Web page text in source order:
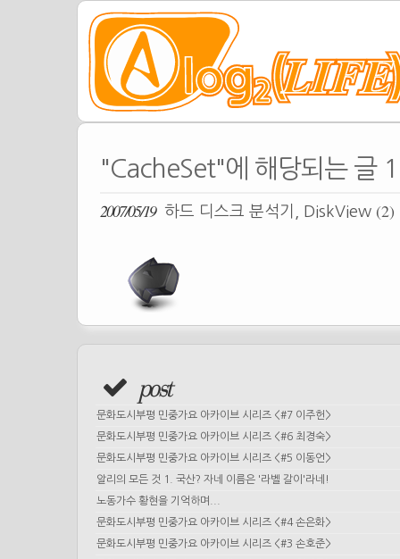
"CacheSet"에 해당되는 글
2007/05/19 하드 디스크 분석기, DiskView (2)
post
문화도시부평 민중가요 아카이브 시리즈 <#7 이주헌>
문화도시부평 민중가요 아카이브 시리즈 <#6 최경숙>
문화도시부평 민중가요 아카이브 시리즈 <#5 이동언>
알리의 모든 것 1. 국산? 자네 이름은 '라벨 갈이'라네!
노동가수 황현을 기억하며...
문화도시부평 민중가요 아카이브 시리즈 <#4 손은화>
문화도시부평 민중가요 아카이브 시리즈 <#3 손호준>